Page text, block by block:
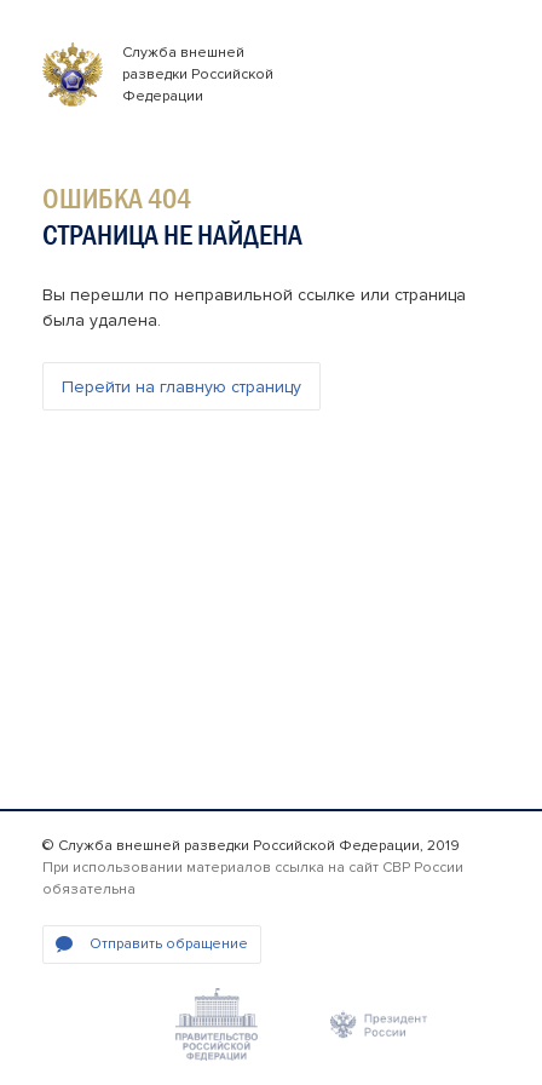
Служба внешней
разведки Российской
Федерации
ОШИБКА 404
СТРАНИЦА НЕ НАЙДЕНА
Вы перешли по неправильной ссылке или страница
была удалена.
Перейти на главную страницу
© Служба внешней разведки Российской Федерации, 2019
При использовании материалов ссылка на сайт СВР России
обязательна
Отправить обращение